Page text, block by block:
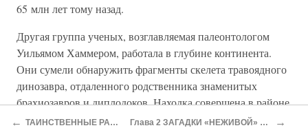
65 млн лет тому назад.
Другая группа ученых, возглавляемая палеонтологом
Уильямом Хаммером, работала в глубине континента.
Они сумели обнаружить фрагменты скелета травоядного
динозавра, отдаленного родственника знаменитых
брахиозавров и диплодоков. Находка совершена в районе
возвышенности Киркпатрик. Во времена динозавров эта
← ТАИНСТВЕННЫЕ РАСТЕНИЯ Глава 2 ЗАГАДКИ «НЕЖИВОЙ» ПРИРОДЫ →